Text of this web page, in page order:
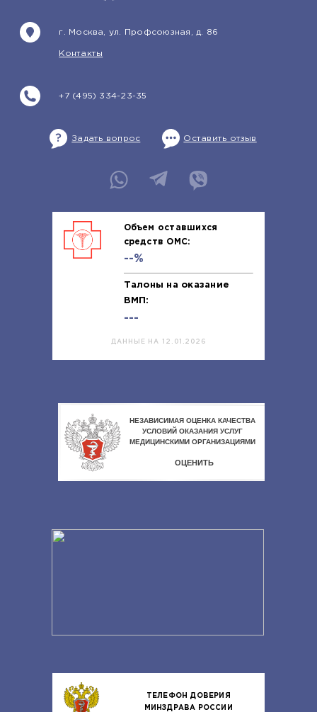
+7 (495) 334-23-35
г. Москва, ул. Профсоюзная, д. 86
Контакты
Задать вопрос Оставить отзыв
Объем оставшихся
средств ОМС:
--%
Талоны на оказание
ВМП:
---
ДАННЫЕ НА 12.01.2026
ТЕЛЕФОН ДОВЕРИЯ
МИНЗДРАВА РОССИИ